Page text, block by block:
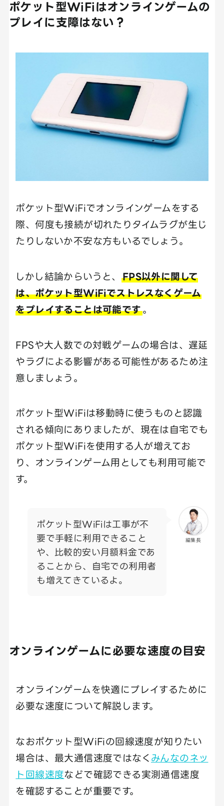
ポケット型WiFiはオンラインゲームの
プレイに支障はない？
ポケット型WiFiでオンラインゲームをする
際、何度も接続が切れたりタイムラグが生じ
たりしないか不安な方もいるでしょう。
しかし結論からいうと、 FPS以外に関して
は、ポケット型WiFiでストレスなくゲーム
をプレイすることは可能です。
FPSや大人数での対戦ゲームの場合は、遅延
やラグによる影響がある可能性があるため注
意しましょう。
ポケット型WiFiは移動時に使うものと認識
される傾向にありましたが、現在は自宅でも
ポケット型WiFiを使用する人が増えてお
り、オンラインゲーム用としても利用可能で
す。
編集長
ポケット型WiFiは工事が不
要で手軽に利用できること
や、比較的安い月額料金であ
ることから、自宅での利用者
も増えてきているよ。
オンラインゲームに必要な速度の目安
オンラインゲームを快適にプレイするために
必要な速度について解説します。
なおポケット型WiFiの回線速度が知りたい
場合は、最大通信速度ではなく みんなのネッ
ト回線速度などで確認できる実測通信速度
を確認することが重要です。